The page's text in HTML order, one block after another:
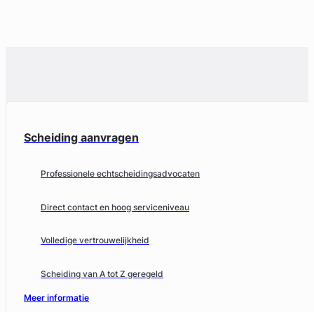
Scheiding aanvragen
Professionele echtscheidingsadvocaten
Direct contact en hoog serviceniveau
Volledige vertrouwelijkheid
Scheiding van A tot Z geregeld
Meer informatie